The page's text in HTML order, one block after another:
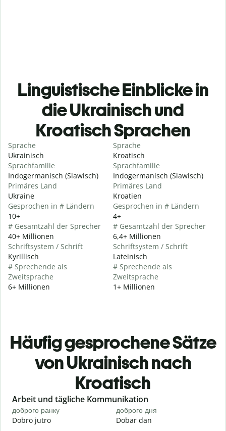
Linguistische Einblicke in
die Ukrainisch und
Kroatisch Sprachen
Sprache
Ukrainisch
Sprachfamilie
Indogermanisch (Slawisch)
Primäres Land
Ukraine
Gesprochen in # Ländern
10+
# Gesamtzahl der Sprecher
40+ Millionen
Schriftsystem / Schrift
Kyrillisch
# Sprechende als
Zweitsprache
6+ Millionen
Sprache
Kroatisch
Sprachfamilie
Indogermanisch (Slawisch)
Primäres Land
Kroatien
Gesprochen in # Ländern
4+
# Gesamtzahl der Sprecher
6,4+ Millionen
Schriftsystem / Schrift
Lateinisch
# Sprechende als
Zweitsprache
1+ Millionen
Häufig gesprochene Sätze
von Ukrainisch nach
Kroatisch
Slide 1 of 6
Arbeit und tägliche Kommunikation
доброго ранку
Dobro jutro
доброго дня
Dobar dan